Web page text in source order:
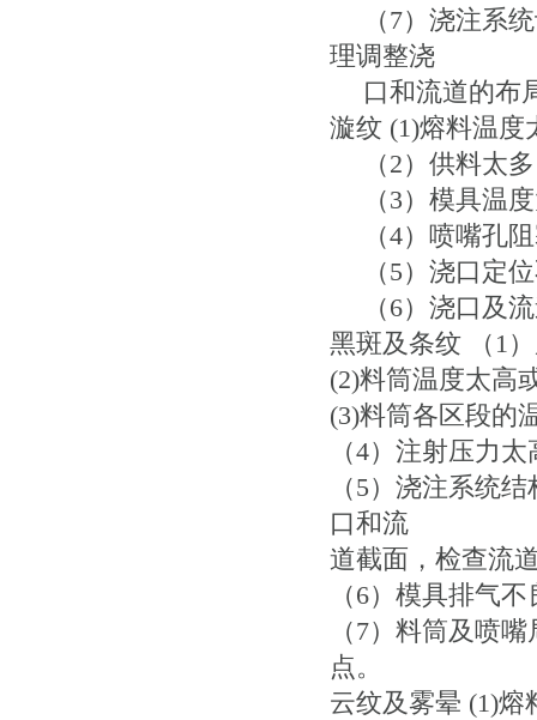
（7）浇注系统
理调整浇
口和流道的布
漩纹 (1)熔料温度
（2）供料太多
（3）模具温度
（4）喷嘴孔阻
（5）浇口定位
（6）浇口及流
黑斑及条纹 （1
(2)料筒温度太高
(3)料筒各区段的
（4）注射压力
（5）浇注系统
口和流
道截面，检查流
（6）模具排气
（7）料筒及喷
点。
云纹及雾晕 (1)